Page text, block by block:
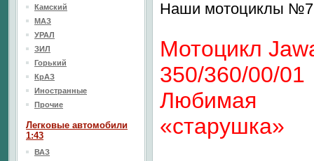
Наши мотоциклы
Мотоцикл
350/360/00/01
Любимая
«старушка»
Камский
МАЗ
УРАЛ
ЗИЛ
Горький
КрАЗ
Иностранные
Прочие
Легковые автомобили
1:43
ВАЗ